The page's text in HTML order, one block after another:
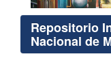
Repositorio
Nacional de